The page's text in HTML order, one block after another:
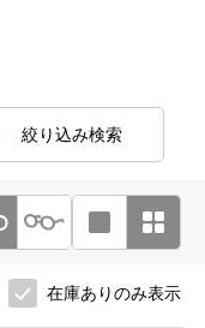
絞り込み検索
在庫ありのみ表示